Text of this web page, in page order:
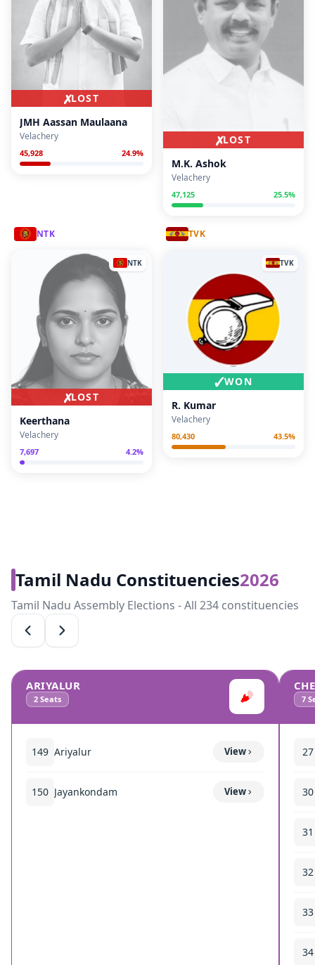
✗LOST
JMH Aassan Maulaana
Velachery
45,928 24.9%
✗LOST
M.K. Ashok
Velachery
47,125 25.5%
NTK
✗LOST
NTK
Keerthana
Velachery
7,697 4.2%
TVK
✓WON
TVK
R. Kumar
Velachery
80,430 43.5%
Tamil Nadu Constituencies2026
Tamil Nadu Assembly Elections - All 234 constituencies
ARIYALUR
2 Seats
149 Ariyalur View
150 Jayankondam View
7
27
30
31
32
33
34